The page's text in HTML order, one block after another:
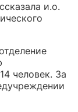
и.о.
человек. За